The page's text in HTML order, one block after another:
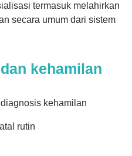
termasuk melahirkan
secara umum dari sistem
kehamilan
kehamilan
rutin